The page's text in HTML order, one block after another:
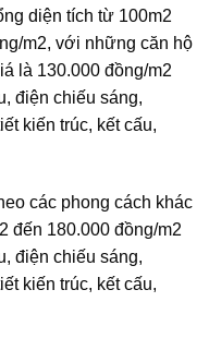
diện tích từ 100m2
m2, với những căn hộ
là 130.000 đồng/m2
điện chiếu sáng,
kiến trúc, kết cấu,
các phong cách khác
đến 180.000 đồng/m2
điện chiếu sáng,
kiến trúc, kết cấu,